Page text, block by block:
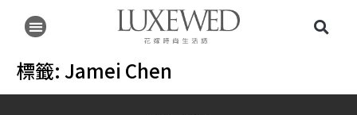
標籤: Jamei Chen